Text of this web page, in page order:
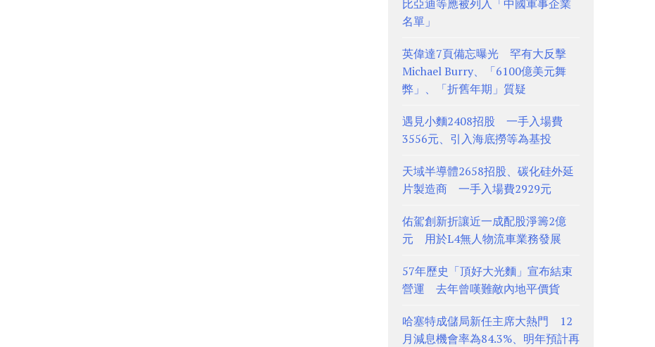
比亞迪等應被列入「中國軍事企業
名單」
英偉達7頁備忘曝光 罕有大反擊
Michael Burry、「6100億美元舞
弊」、「折舊年期」質疑
遇見小麵2408招股 一手入場費
3556元、引入海底撈等為基投
天域半導體2658招股、碳化硅外延
片製造商 一手入場費2929元
佑駕創新折讓近一成配股淨籌2億
元 用於L4無人物流車業務發展
57年歷史「頂好大光麵」宣布結束
營運 去年曾嘆難敵內地平價貨
哈塞特成儲局新任主席大熱門 12
月減息機會率為84.3%、明年預計再